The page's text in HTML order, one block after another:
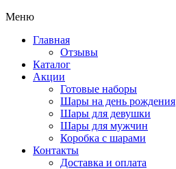
Меню
Главная
Отзывы
Каталог
Акции
Готовые наборы
Шары на день рождения
Шары для девушки
Шары для мужчин
Коробка с шарами
Контакты
Доставка и оплата